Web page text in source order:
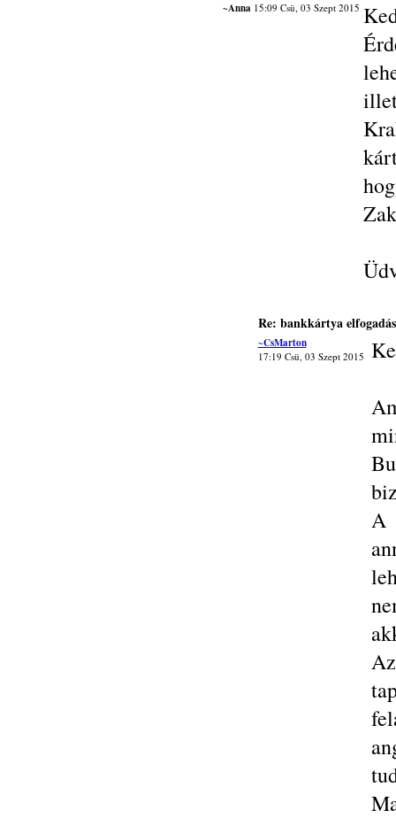
~Anna15:09 Csü, 03 Szept 2015
Re: bankkártya elfogadás
~CsMarton
17:19 Csü, 03 Szept 2015
A